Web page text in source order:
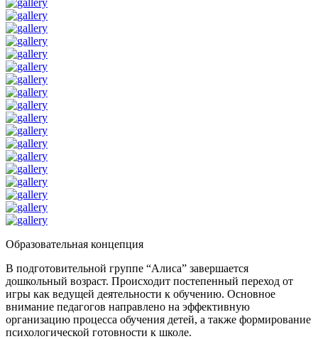
Образовательная концепция
В подготовительной группе “Алиса” завершается
дошкольный возраст. Происходит постепенный переход от
игры как ведущей деятельности к обучению. Основное
внимание педагогов направлено на эффективную
организацию процесса обучения детей, а также формирование
психологической готовности к школе.